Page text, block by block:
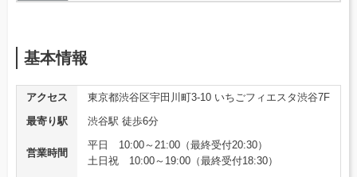
基本情報
アクセス
東京都渋谷区宇田川町3-10 いちごフィエスタ渋谷7F
最寄り駅
渋谷駅 徒歩6分
営業時間
平日 10:00～21:00（最終受付20:30）
土日祝 10:00～19:00（最終受付18:30）